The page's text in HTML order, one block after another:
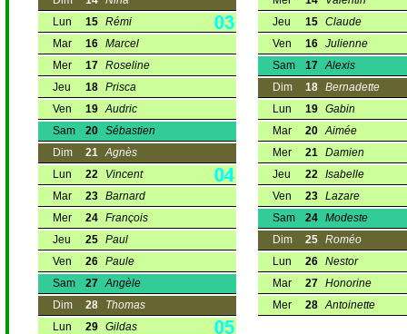
Lun
15 Rémi
Mar
16 Marcel
Mer
17 Roseline
Jeu
18 Prisca
Ven
19 Audric
Sam
20 Sébastien
Dim
21 Agnès
Lun
22
Vincent
Mar
23 Barnard
Mer
24 François
Jeu
25 Paul
Ven
26 Paule
Sam
27 Angèle
Dim
28
Thomas
Lun
29 Gildas
Jeu
15 Claude
Ven
16 Julienne
Sam
17 Alexis
Dim
18 Bernadette
Lun
19 Gabin
Mar
20 Aimée
Mer
21 Damien
Jeu
22 Isabelle
Ven
23 Lazare
Sam
24 Modeste
Dim
25 Roméo
Lun
26 Nestor
Mar
27 Honorine
Mer
28 Antoinette